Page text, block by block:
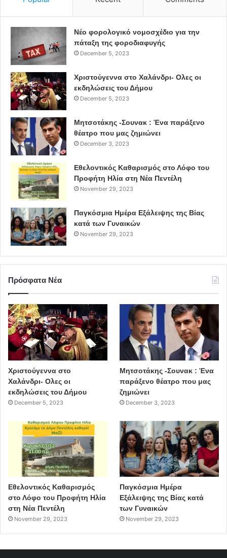
Νέο φορολογικό νομοσχέδιο για την
πάταξη της φοροδιαφυγής
December 5, 2023
Χριστούγεννα στο Χαλάνδρι- Ολες οι
εκδηλώσεις του Δήμου
December 5, 2023
Μητσοτάκης -Σουνακ : Ένα παράξενο
θέατρο που μας ζημιώνει
December 3, 2023
Εθελοντικός Καθαρισμός στο Λόφο του
Προφήτη Ηλία στη Νέα Πεντέλη
November 29, 2023
Παγκόσμια Ημέρα Εξάλειψης της Βίας
κατά των Γυναικών
November 29, 2023
Πρόσφατα Νέα
Χριστούγεννα στο
Χαλάνδρι- Ολες οι
εκδηλώσεις του Δήμου
December 5, 2023
Μητσοτάκης -Σουνακ : Ένα
παράξενο θέατρο που μας
ζημιώνει
December 3, 2023
Εθελοντικός Καθαρισμός
στο Λόφο του Προφήτη Ηλία
στη Νέα Πεντέλη
November 29, 2023
Παγκόσμια Ημέρα
Εξάλειψης της Βίας κατά
των Γυναικών
November 29, 2023